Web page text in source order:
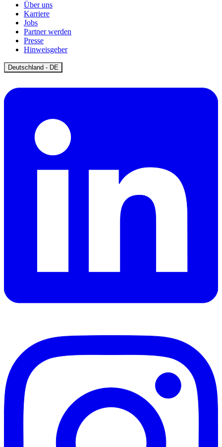
Über uns
Karriere
Jobs
Partner werden
Presse
Hinweisgeber
Deutschland - DE